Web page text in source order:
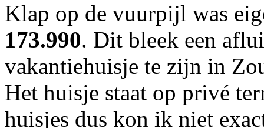
Klap op de vuurpijl was
173.990. Dit bleek een
vakantiehuisje te zijn in
Het huisje staat op privé
huisjes dus kon ik niet